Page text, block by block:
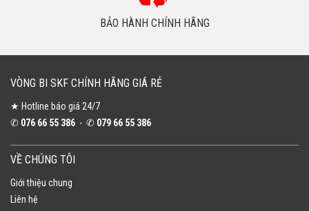
BẢO HÀNH CHÍNH HÃNG
VÒNG BI SKF CHÍNH HÃNG GIÁ RẺ
★ Hotline báo giá 24/7
✆ 076 66 55 386 - ✆ 079 66 55 386
VỀ CHÚNG TÔI
Giới thiệu chung
Liên hệ